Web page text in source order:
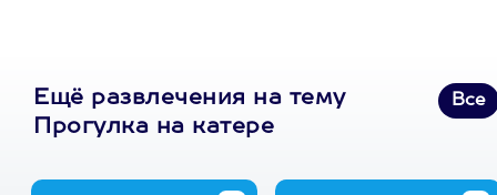
Ещё развлечения на тему
Прогулка на катере
Все